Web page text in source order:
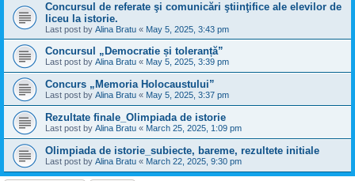
Concursul de referate şi comunicări ştiinţifice ale elevilor de
liceu la istorie.
Last post by Alina Bratu « May 5, 2025, 3:43 pm
Concursul „Democratie și toleranță”
Last post by Alina Bratu « May 5, 2025, 3:39 pm
Concurs „Memoria Holocaustului”
Last post by Alina Bratu « May 5, 2025, 3:37 pm
Rezultate finale_Olimpiada de istorie
Last post by Alina Bratu « March 25, 2025, 1:09 pm
Olimpiada de istorie_subiecte, bareme, rezultete initiale
Last post by Alina Bratu « March 22, 2025, 9:30 pm